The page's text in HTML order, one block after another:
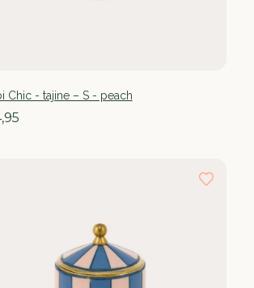
Chic - tajine – S - peach